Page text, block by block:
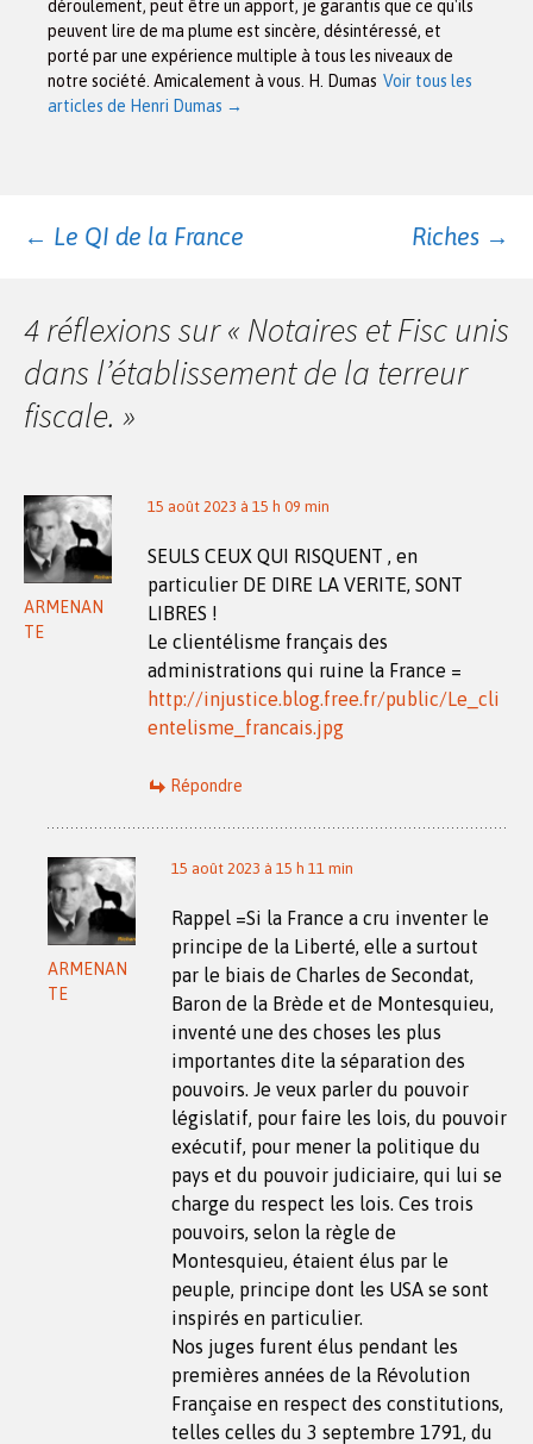
déroulement, peut être un apport, je garantis que ce qu'ils
peuvent lire de ma plume est sincère, désintéressé, et
porté par une expérience multiple à tous les niveaux de
notre société. Amicalement à vous. H. Dumas Voir tous les
articles de Henri Dumas →
Navigation
des
articles
← Le QI de la France Riches →
4 réflexions sur « Notaires et Fisc unis
dans l’établissement de la terreur
fiscale. »
ARMENAN
TE
15 août 2023 à 15 h 09 min
SEULS CEUX QUI RISQUENT , en
particulier DE DIRE LA VERITE, SONT
LIBRES !
Le clientélisme français des
administrations qui ruine la France =
http://injustice.blog.free.fr/public/Le_cli
entelisme_francais.jpg
Répondre
ARMENAN
TE
15 août 2023 à 15 h 11 min
Rappel =Si la France a cru inventer le
principe de la Liberté, elle a surtout
par le biais de Charles de Secondat,
Baron de la Brède et de Montesquieu,
inventé une des choses les plus
importantes dite la séparation des
pouvoirs. Je veux parler du pouvoir
législatif, pour faire les lois, du pouvoir
exécutif, pour mener la politique du
pays et du pouvoir judiciaire, qui lui se
charge du respect les lois. Ces trois
pouvoirs, selon la règle de
Montesquieu, étaient élus par le
peuple, principe dont les USA se sont
inspirés en particulier.
Nos juges furent élus pendant les
premières années de la Révolution
Française en respect des constitutions,
telles celles du 3 septembre 1791, du